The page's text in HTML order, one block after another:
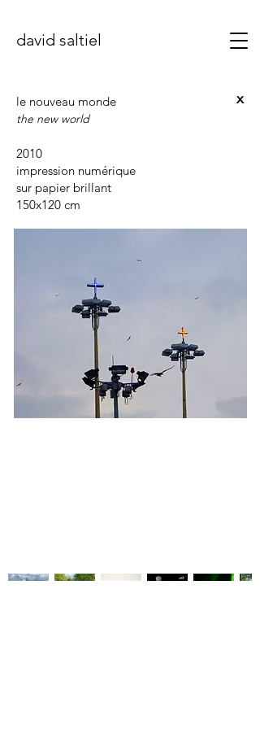
david saltiel
le nouveau monde
the new world
2010
impression numérique
sur papier brillant
150x120 cm
x